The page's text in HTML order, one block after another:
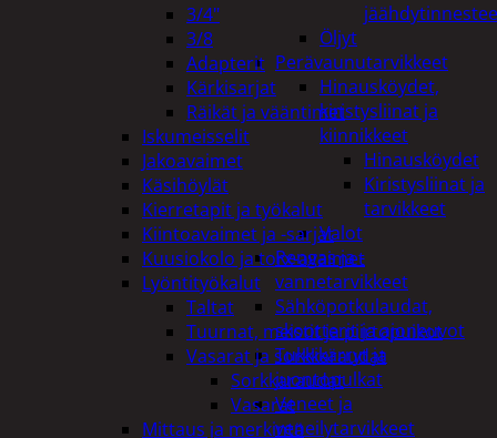
Öljyt
Perävaunutarvikkeet
Hinausköydet,
kiristysliinat ja
kiinnikkeet
Hinausköydet
Kiristysliinat ja
tarvikkeet
Valot
Rengas ja -
vannetarvikkeet
Sähköpotkulaudat,
skootterit ja ajoneuvot
Tukkikärryt ja
juontopulkat
Veneet ja
veneilytarvikkeet
3/4"
3/8
Adapterit
Kärkisarjat
Räikät ja vääntimet
Iskumeisselit
Jakoavaimet
Käsihöylät
Kierretapit ja työkalut
Kiintoavaimet ja -sarjat
Kuusiokolo ja torx-avaimet
Lyöntityökalut
Taltat
Tuurnat, meistit ja piirtopuikot
Vasarat ja sorkkaraudat
Sorkkaraudat
Vasarat
Mittaus ja merkintä